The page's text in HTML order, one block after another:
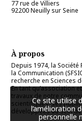
77 rue de Villiers
92200Neuilly sur Seine
À propos
Depuis 1974, la Société
la Communication
recherche en Sciences
En tant qu’association
travaux de notre
scientifiques, ses
développées au sein
Ce site utilise
l’amélioration
personnelle